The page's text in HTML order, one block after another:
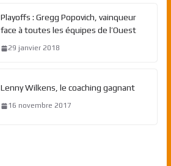
Playoffs : Gregg Popovich, vainqueur
face à toutes les équipes de l’Ouest
29 janvier 2018
Lenny Wilkens, le coaching gagnant
16 novembre 2017